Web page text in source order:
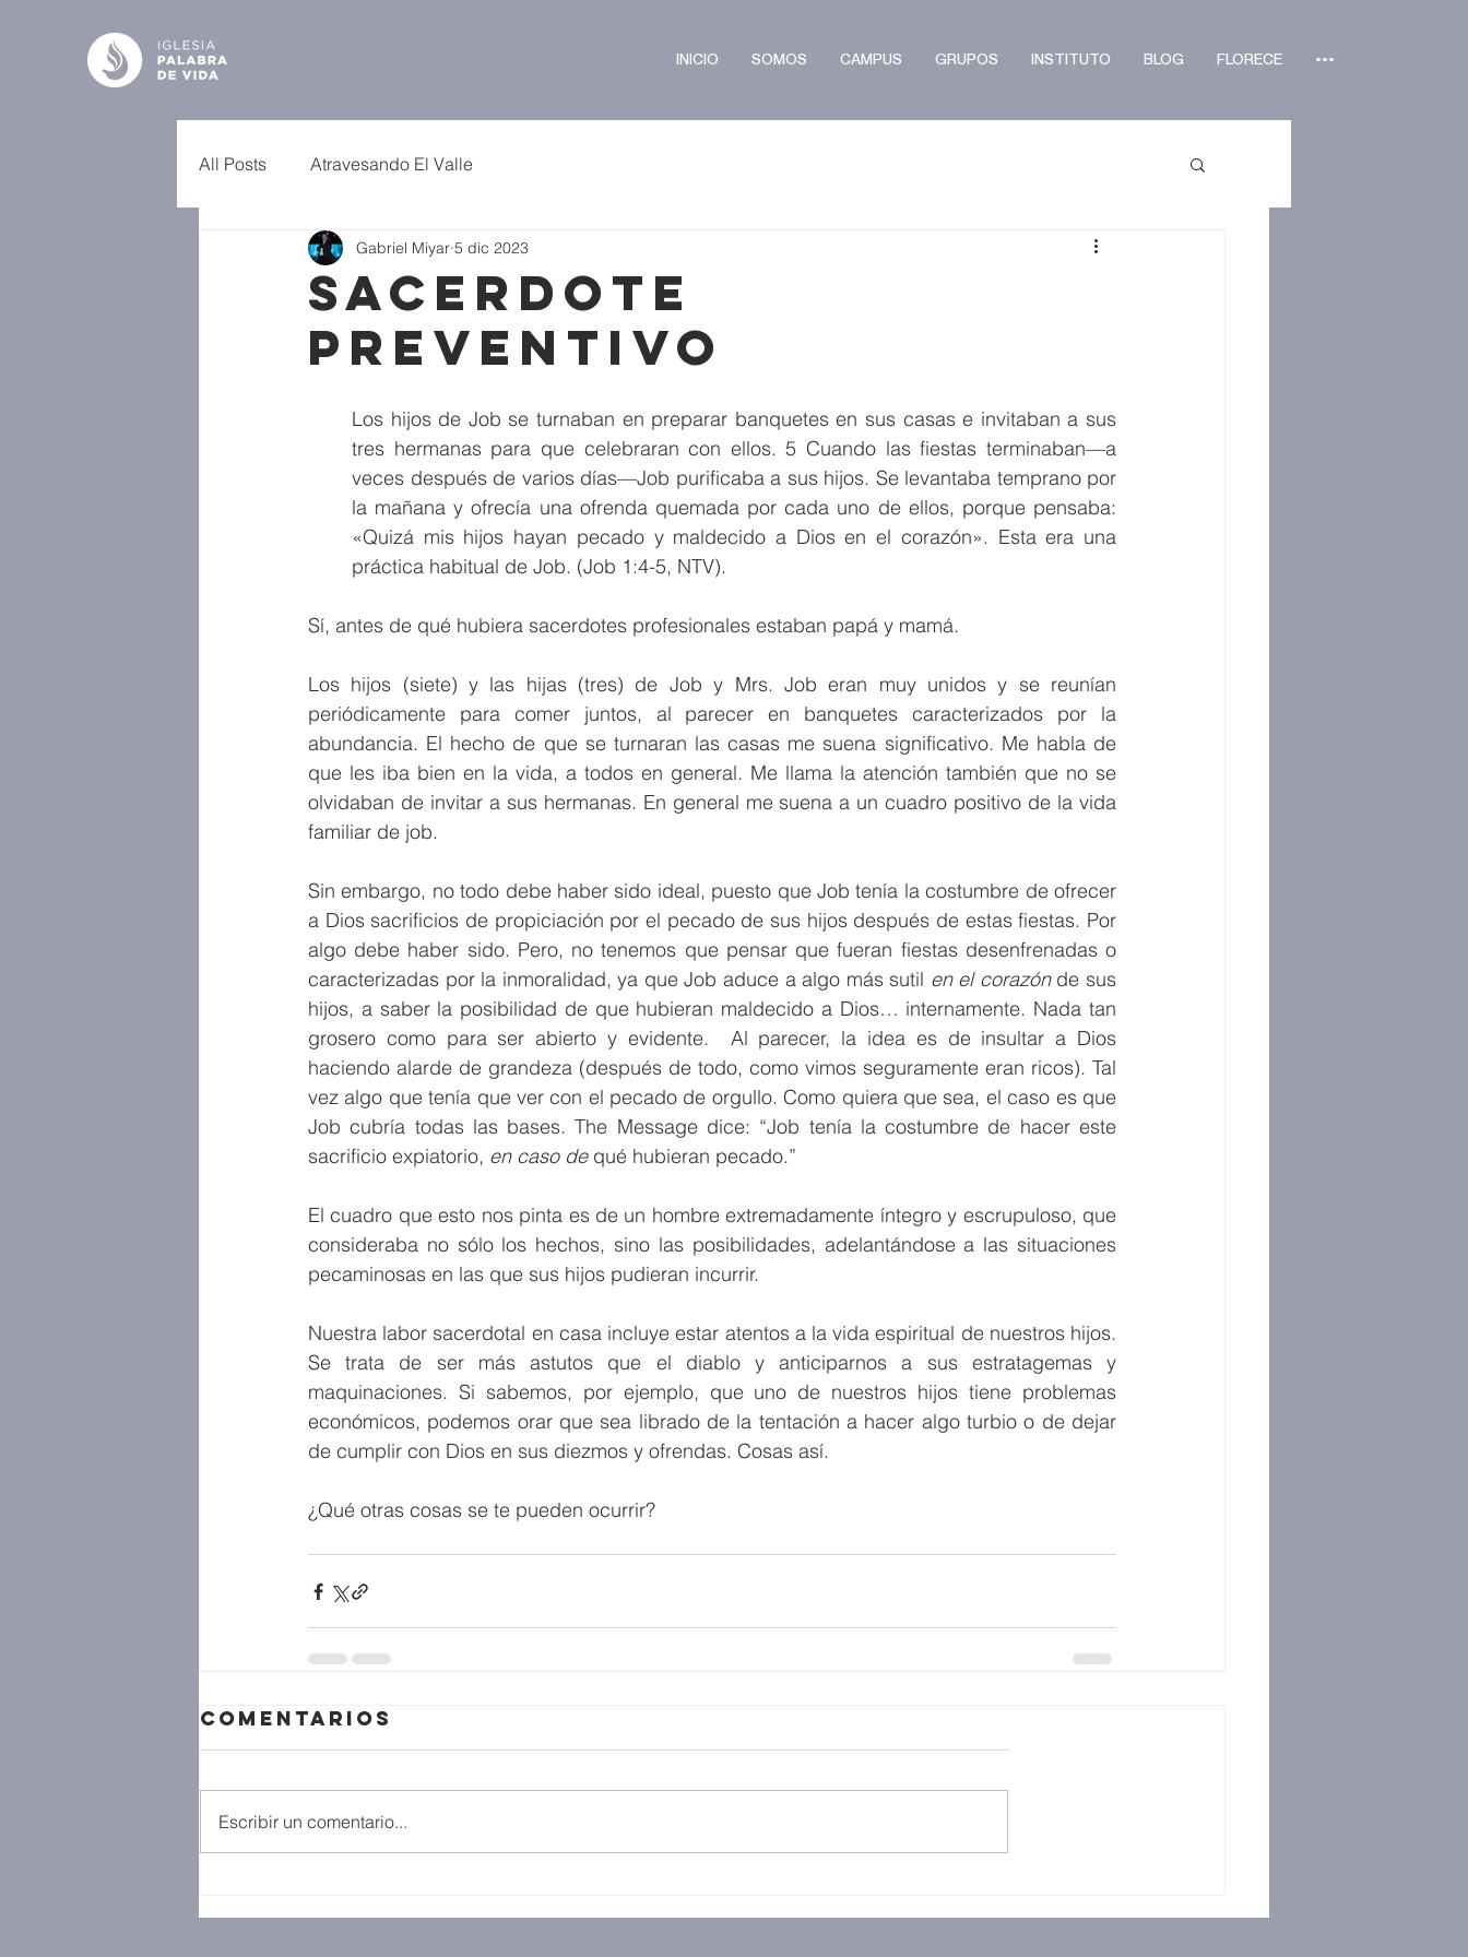
INICIO SOMOS CAMPUS GRUPOS INSTITUTO BLOG FLORECE •••
All Posts Atravesando El Valle
Sacerdote
Preventivo
Gabriel Miyar 5 dic 2023
Los hijos de Job se turnaban en preparar banquetes en sus casas e invitaban a sus
tres hermanas para que celebraran con ellos. 5 Cuando las fiestas terminaban—a
veces después de varios días—Job purificaba a sus hijos. Se levantaba temprano por
la mañana y ofrecía una ofrenda quemada por cada uno de ellos, porque pensaba:
«Quizá mis hijos hayan pecado y maldecido a Dios en el corazón». Esta era una
práctica habitual de Job. (Job 1:4-5, NTV).
Sí, antes de qué hubiera sacerdotes profesionales estaban papá y mamá.
Los hijos (siete) y las hijas (tres) de Job y Mrs. Job eran muy unidos y se reunían
periódicamente para comer juntos, al parecer en banquetes caracterizados por la
abundancia. El hecho de que se turnaran las casas me suena significativo. Me habla de
que les iba bien en la vida, a todos en general. Me llama la atención también que no se
olvidaban de invitar a sus hermanas. En general me suena a un cuadro positivo de la vida
familiar de job.
Sin embargo, no todo debe haber sido ideal, puesto que Job tenía la costumbre de ofrecer
a Dios sacrificios de propiciación por el pecado de sus hijos después de estas fiestas. Por
algo debe haber sido. Pero, no tenemos que pensar que fueran fiestas desenfrenadas o
caracterizadas por la inmoralidad, ya que Job aduce a algo más sutil en el corazón de sus
hijos, a saber la posibilidad de que hubieran maldecido a Dios… internamente. Nada tan
grosero como para ser abierto y evidente.  Al parecer, la idea es de insultar a Dios
haciendo alarde de grandeza (después de todo, como vimos seguramente eran ricos). Tal
vez algo que tenía que ver con el pecado de orgullo. Como quiera que sea, el caso es que
Job cubría todas las bases. The Message dice: “Job tenía la costumbre de hacer este
sacrificio expiatorio, en caso de qué hubieran pecado.”
El cuadro que esto nos pinta es de un hombre extremadamente íntegro y escrupuloso, que
consideraba no sólo los hechos, sino las posibilidades, adelantándose a las situaciones
pecaminosas en las que sus hijos pudieran incurrir.
Nuestra labor sacerdotal en casa incluye estar atentos a la vida espiritual de nuestros hijos.
Se trata de ser más astutos que el diablo y anticiparnos a sus estratagemas y
maquinaciones. Si sabemos, por ejemplo, que uno de nuestros hijos tiene problemas
económicos, podemos orar que sea librado de la tentación a hacer algo turbio o de dejar
de cumplir con Dios en sus diezmos y ofrendas. Cosas así.
¿Qué otras cosas se te pueden ocurrir?
Comentarios
Escribir un comentario...